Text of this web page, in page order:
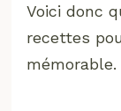
Voici donc
recettes
mémorable.